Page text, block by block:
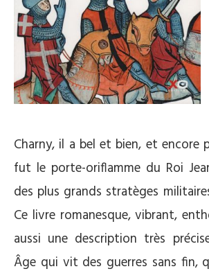
Charny, il a bel et bien, et encore
fut le porte-oriflamme du Roi
des plus grands stratèges
Ce livre romanesque, vibrant,
aussi une description très
Âge qui vit des guerres sans fin,